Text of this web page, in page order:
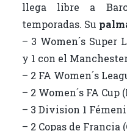
llega libre a
temporadas. Su
– 3 Women´s Super
y 1 con el
– 2 FA Women´s
– 2 Women´s FA
– 3 Division 1
– 2 Copas de